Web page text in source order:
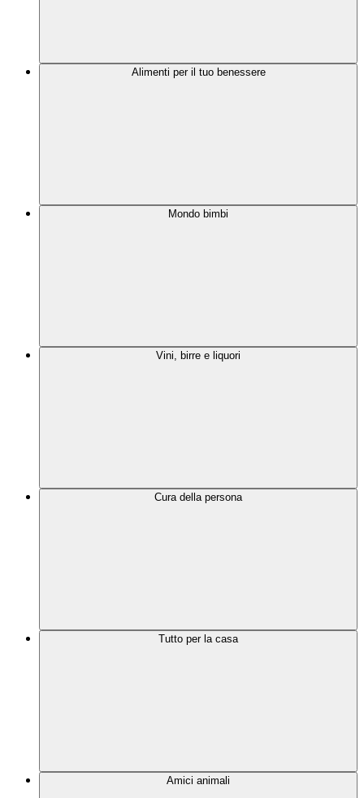
Alimenti per il tuo benessere
Mondo bimbi
Vini, birre e liquori
Cura della persona
Tutto per la casa
Amici animali